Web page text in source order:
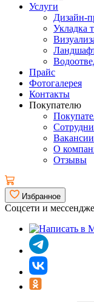
Услуги
Дизайн-
Укладка
Прайс
Фотогалерея
Контакты
Покупателю
Вакансии
О
Отзывы
Избранное
Соцсети и